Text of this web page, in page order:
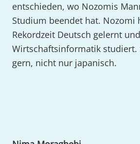
entschieden, wo Nozomis
Studium beendet hat. Nozomi
Rekordzeit Deutsch gelernt und
Wirtschaftsinformatik studiert.
gern, nicht nur japanisch.